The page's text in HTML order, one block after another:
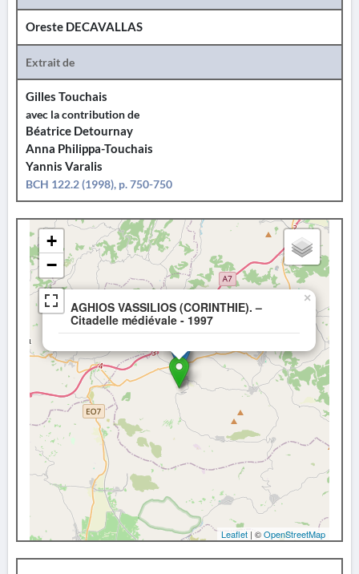
Oreste DECAVALLAS
Extrait de
Gilles Touchais
avec la contribution de
Béatrice Detournay
Anna Philippa-Touchais
Yannis Varalis
BCH 122.2 (1998), p. 750-750
AGHIOS VASSILIOS (CORINTHIE). –
Citadelle médiévale - 1997
×
+
−
Leaflet | ©OpenStreetMap